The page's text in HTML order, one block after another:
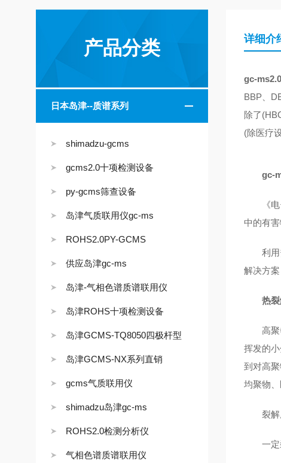
产品分类
日本岛津--质谱系列
shimadzu-gcms
gcms2.0十项检测设备
py-gcms筛查设备
岛津气质联用仪gc-ms
ROHS2.0PY-GCMS
供应岛津gc-ms
岛津-气相色谱质谱联用仪
岛津ROHS十项检测设备
岛津GCMS-TQ8050四极杆型
岛津GCMS-NX系列直销
gcms气质联用仪
shimadzu岛津gc-ms
ROHS2.0检测分析仪
气相色谱质谱联用仪
详细介
gc-
BBP、
除了
(除医疗
gc-
《电子
中的有
利用热
解决方案
热
高聚物
挥发的
到对高
均聚物
裂解
一定裂